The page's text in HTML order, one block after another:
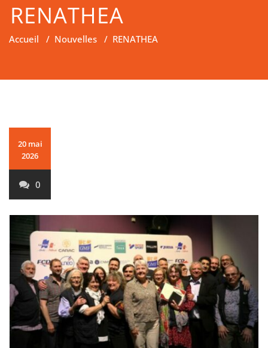
RENATHEA
Accueil / Nouvelles / RENATHEA
20 mai
2026
0